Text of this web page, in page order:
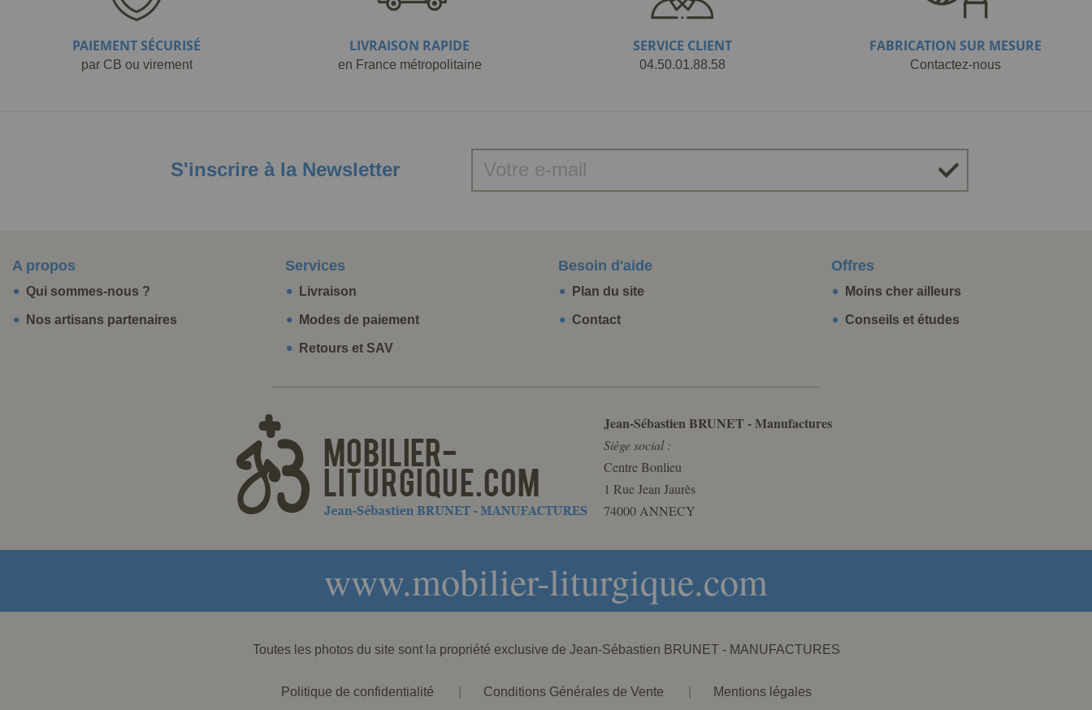
PAIEMENT SÉCURISÉ
par CB ou virement
LIVRAISON RAPIDE
en France métropolitaine
SERVICE CLIENT
04.50.01.88.58
FABRICATION SUR MESURE
Contactez-nous
S'inscrire à la Newsletter
A propos
Qui sommes-nous ?
Nos artisans partenaires
Services
Livraison
Modes de paiement
Retours et SAV
Besoin d'aide
Plan du site
Contact
Offres
Moins cher ailleurs
Conseils et études
Jean-Sébastien BRUNET - Manufactures
Siège social :
Centre Bonlieu
1 Rue Jean Jaurès
74000 ANNECY
www.mobilier-liturgique.com
Toutes les photos du site sont la propriété exclusive de Jean-Sébastien BRUNET - MANUFACTURES
Politique de confidentialité Conditions Générales de Vente Mentions légales